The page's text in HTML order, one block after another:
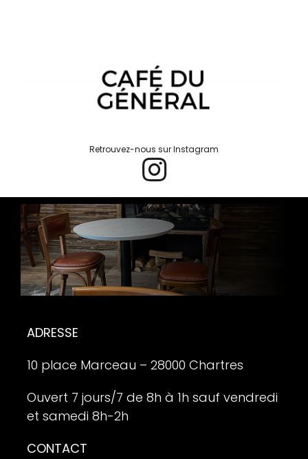
Retrouvez-nous sur Instagram
ADRESSE
10 place Marceau – 28000 Chartres
Ouvert 7 jours/7 de 8h à 1h sauf vendredi
et samedi 8h-2h
CONTACT